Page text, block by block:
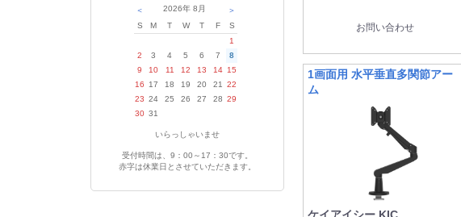
＜ 2026年 8月
＞
S
M T W T F
S
1
2
3 4 5 6 7
8
9
10 11 12 13 14 15
16
17 18 19 20 21
22
23 24 25 26 27 28 29
30 31
いらっしゃいませ
受付時間は、9：00～17：30です。
赤字は休業日とさせていただきます。
お問い合わせ
1画面用 水平垂直多関節アー
ム